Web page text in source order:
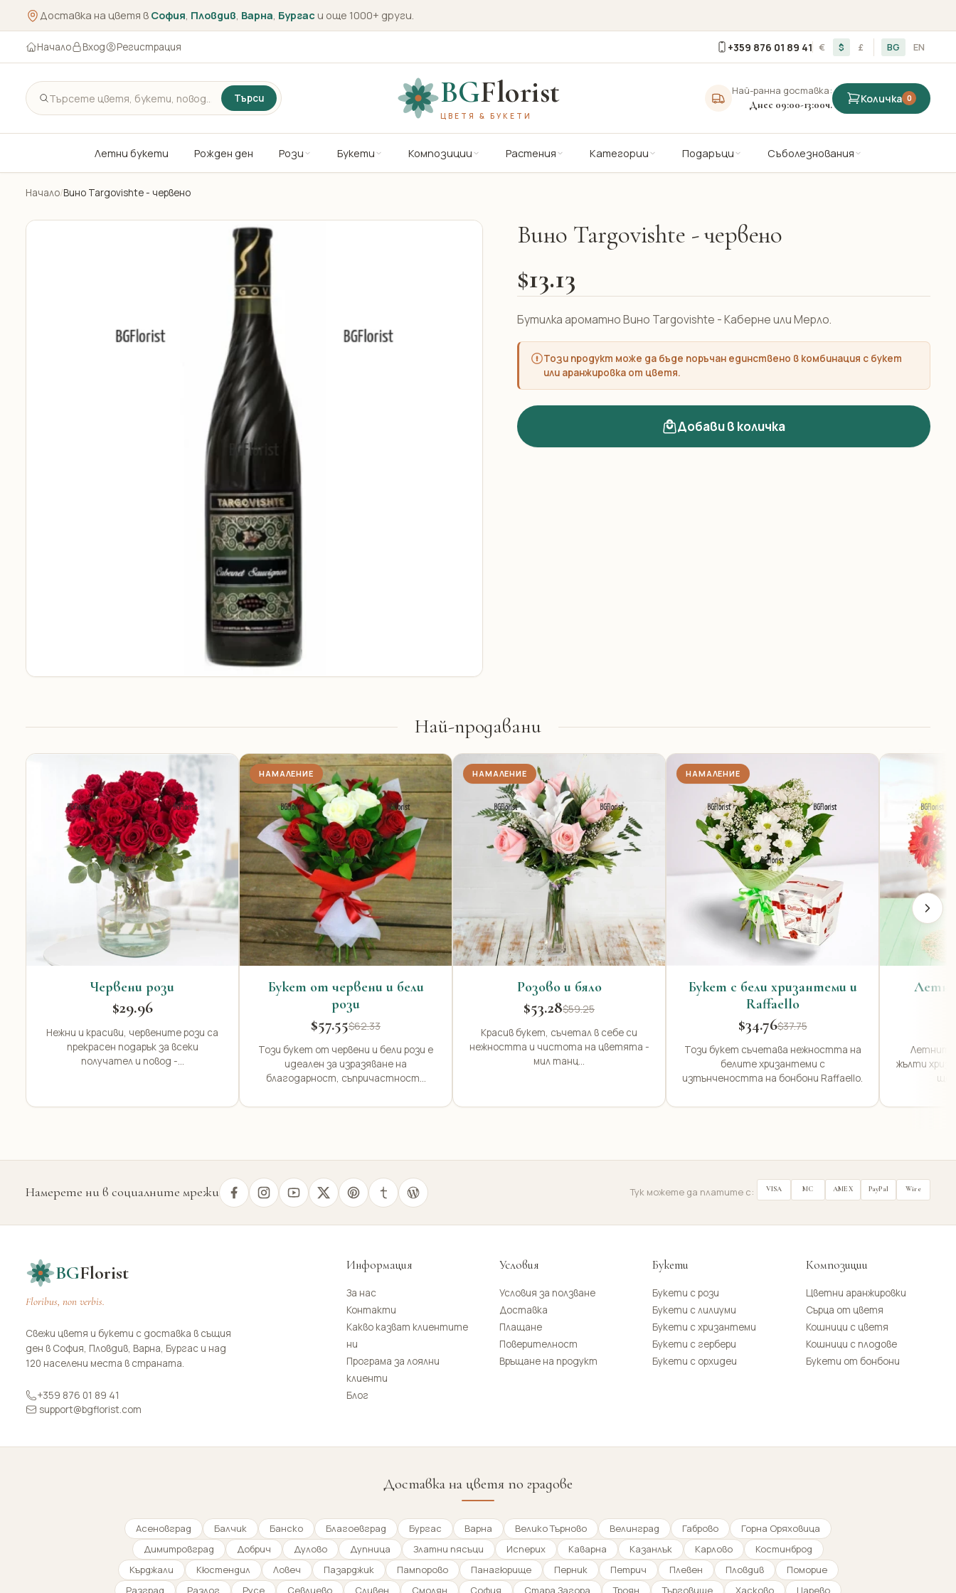
Доставка на цветя в София, Пловдив, Варна, Бургас и още 1000+ други.
Начало Вход Регистрация +359 876 01 89 41 € $ £ BG EN
BGFlorist
ЦВЕТЯ & БУКЕТИ
Най-ранна доставка:
Днес 09:00-13:00ч. Количка 0
Търси
Летни букети Рожден ден Рози Букети Композиции Растения Категории Подаръци Съболезнования
Начало/Вино Targovishte - червено
Вино Targovishte - червено
$13.13
Бутилка ароматно Вино Targovishte - Каберне или Мерло.
Този продукт може да бъде поръчан единствено в комбинация с букет
или аранжировка от цветя.
Добави в количка
Най-продавани
Червени рози
$29.96
Нежни и красиви, червените рози са
прекрасен подарък за всеки
получател и повод -...
НАМАЛЕНИЕ
Букет от червени и бели
рози
$57.55$62.33
Този букет от червени и бели рози е
идеален за изразяване на
благодарност, съпричастност...
НАМАЛЕНИЕ
Розово и бяло
$53.28$59.25
Красив букет, съчетал в себе си
нежността и чистота на цветята -
мил танц...
НАМАЛЕНИЕ
Букет с бели хризантеми и
Raffaello
$34.76$37.75
Този букет съчетава нежността на
белите хризантеми с
изтънчеността на бонбони Raffaello.
Летни
Летните
жълти
ще
Намерете ни в социалните мрежи Тук можете да платите с: VISA MC AMEX PayPal Wire
BGFlorist
Floribus, non verbis.
Свежи цветя и букети с доставка в същия
ден в София, Пловдив, Варна, Бургас и над
120 населени места в страната.
+359 876 01 89 41
support@bgflorist.com
Информация
За нас
Контакти
Какво казват клиентите
ни
Програма за лоялни
клиенти
Блог
Условия
Условия за ползване
Доставка
Плащане
Поверителност
Връщане на продукт
Букети
Букети с рози
Букети с лилиуми
Букети с хризантеми
Букети с гербери
Букети с орхидеи
Композиции
Цветни аранжировки
Сърца от цветя
Кошници с цветя
Кошници с плодове
Букети от бонбони
Доставка на цветя по градове
Асеновград Балчик Банско Благоевград Бургас Варна Велико Търново Велинград Габрово
Горна Оряховица
Димитровград
Добрич Дулово Дупница Златни пясъци Исперих Каварна Казанлък Карлово
Костинброд
Кърджали
Кюстендил Ловеч Пазарджик Пампорово Панагюрище Перник Петрич Плевен Пловдив
Поморие
Разград
Разлог Русе Севлиево Сливен Смолян София Стара Загора Троян Търговище Хасково Царево